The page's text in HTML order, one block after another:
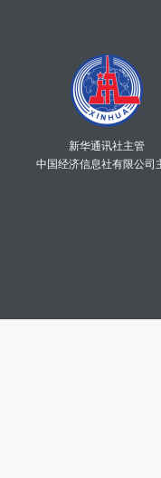
新华通讯社主管
中国经济信息社有限公司